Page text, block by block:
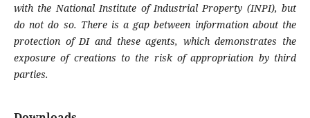
with the National Institute of Industrial Property (INPI), but
do not do so. There is a gap between information about the
protection of DI and these agents, which demonstrates the
exposure of creations to the risk of appropriation by third
parties.